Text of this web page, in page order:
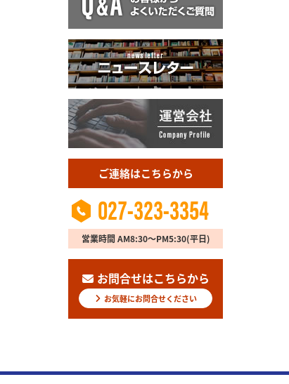
ご連絡はこちらから
027-323-3354
営業時間 AM8:30～PM5:30(平日)
お問合せはこちらから
お気軽にお問合せください